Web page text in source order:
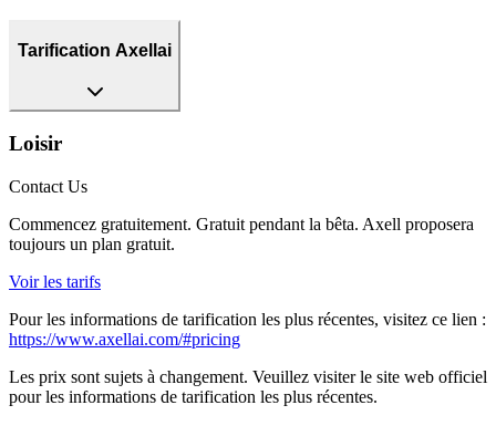
Tarification Axellai
Loisir
Contact Us
Commencez gratuitement. Gratuit pendant la bêta. Axell proposera
toujours un plan gratuit.
Voir les tarifs
Pour les informations de tarification les plus récentes, visitez ce lien :
https://www.axellai.com/#pricing
Les prix sont sujets à changement. Veuillez visiter le site web officiel
pour les informations de tarification les plus récentes.